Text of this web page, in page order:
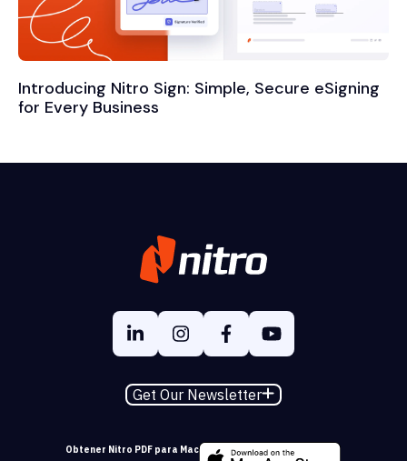
Introducing Nitro Sign: Simple, Secure eSigning
for Every Business
Get Our Newsletter
Obtener Nitro PDF para Mac